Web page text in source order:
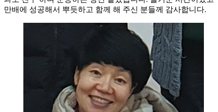
만배에 성공해서 뿌듯하고 함께 해 주신 분들께 감사합니다.